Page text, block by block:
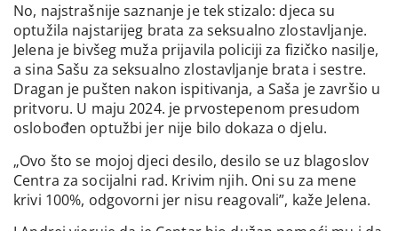
No, najstrašnije saznanje je tek stizalo: djeca su
optužila najstarijeg brata za seksualno zlostavljanje.
Jelena je bivšeg muža prijavila policiji za fizičko nasilje,
a sina Sašu za seksualno zlostavljanje brata i sestre.
Dragan je pušten nakon ispitivanja, a Saša je završio u
pritvoru. U maju 2024. je prvostepenom presudom
oslobođen optužbi jer nije bilo dokaza o djelu.
„Ovo što se mojoj djeci desilo, desilo se uz blagoslov
Centra za socijalni rad. Krivim njih. Oni su za mene
krivi 100%, odgovorni jer nisu reagovali”, kaže Jelena.